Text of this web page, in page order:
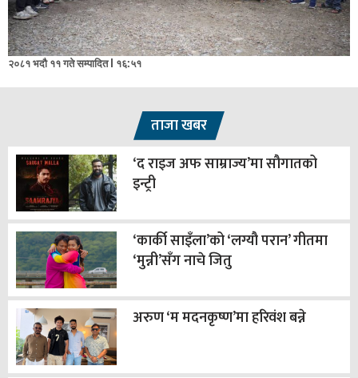
२०८१ भदौ ११ गते सम्पादित l १६:५१
ताजा खबर
‘द राइज अफ साम्राज्य’मा सौगातको
इन्ट्री
‘कार्की साइँला’को ‘लग्यौ परान’ गीतमा
‘मुन्नी’सँग नाचे जितु
अरुण ‘म मदनकृष्ण’मा हरिवंश बन्ने